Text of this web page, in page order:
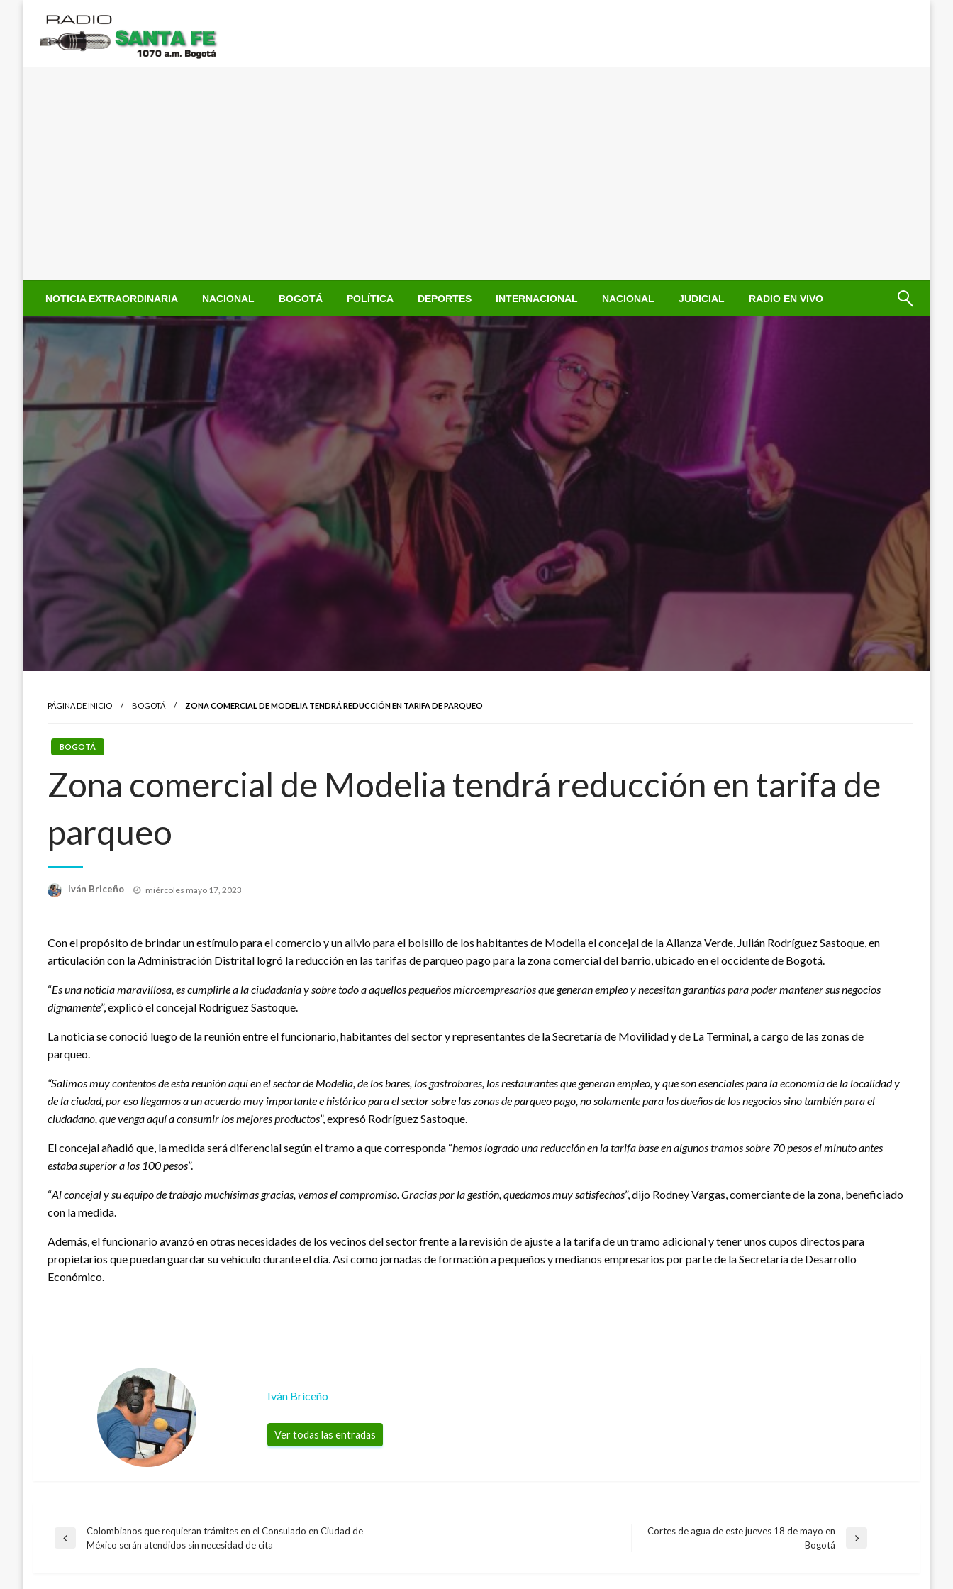
contenido
NOTICIA EXTRAORDINARIA NACIONAL BOGOTÁ POLÍTICA DEPORTES INTERNACIONAL NACIONAL JUDICIAL RADIO EN VIVO
PÁGINA DE INICIO BOGOTÁ ZONA COMERCIAL DE MODELIA TENDRÁ REDUCCIÓN EN TARIFA DE PARQUEO
BOGOTÁ
Zona comercial de Modelia tendrá reducción en tarifa de
parqueo
Iván Briceño
Publicado
miércoles mayo 17, 2023
Con el propósito de brindar un estímulo para el comercio y un alivio para el bolsillo de los habitantes de Modelia el concejal de la Alianza Verde, Julián Rodríguez Sastoque, en
articulación con la Administración Distrital logró la reducción en las tarifas de parqueo pago para la zona comercial del barrio, ubicado en el occidente de Bogotá.
“Es una noticia maravillosa, es cumplirle a la ciudadanía y sobre todo a aquellos pequeños microempresarios que generan empleo y necesitan garantías para poder mantener sus negocios
dignamente”, explicó el concejal Rodríguez Sastoque.
La noticia se conoció luego de la reunión entre el funcionario, habitantes del sector y representantes de la Secretaría de Movilidad y de La Terminal, a cargo de las zonas de
parqueo.
“Salimos muy contentos de esta reunión aquí en el sector de Modelia, de los bares, los gastrobares, los restaurantes que generan empleo, y que son esenciales para la economía de la localidad y
de la ciudad, por eso llegamos a un acuerdo muy importante e histórico para el sector sobre las zonas de parqueo pago, no solamente para los dueños de los negocios sino también para el
ciudadano, que venga aquí a consumir los mejores productos”, expresó Rodríguez Sastoque.
El concejal añadió que, la medida será diferencial según el tramo a que corresponda “hemos logrado una reducción en la tarifa base en algunos tramos sobre 70 pesos el minuto antes
estaba superior a los 100 pesos”.
“Al concejal y su equipo de trabajo muchísimas gracias, vemos el compromiso. Gracias por la gestión, quedamos muy satisfechos”, dijo Rodney Vargas, comerciante de la zona, beneficiado
con la medida.
Además, el funcionario avanzó en otras necesidades de los vecinos del sector frente a la revisión de ajuste a la tarifa de un tramo adicional y tener unos cupos directos para
propietarios que puedan guardar su vehículo durante el día. Así como jornadas de formación a pequeños y medianos empresarios por parte de la Secretaría de Desarrollo
Económico.
Iván Briceño
Ver todas las entradas
Navegación
Entrada
Colombianos que requieran trámites en el Consulado en Ciudad de
México serán atendidos sin necesidad de cita
Cortes de agua de este jueves 18 de mayo en
Bogotá